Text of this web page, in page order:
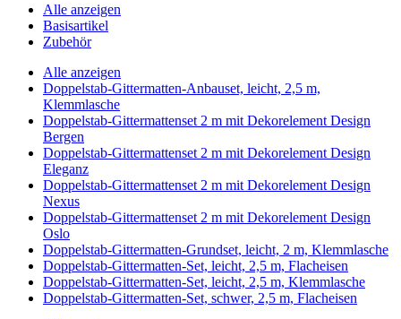
Alle anzeigen
Basisartikel
Zubehör
Alle anzeigen
Doppelstab-Gittermatten-Anbauset, leicht, 2,5 m,
Klemmlasche
Doppelstab-Gittermattenset 2 m mit Dekorelement Design
Bergen
Doppelstab-Gittermattenset 2 m mit Dekorelement Design
Eleganz
Doppelstab-Gittermattenset 2 m mit Dekorelement Design
Nexus
Doppelstab-Gittermattenset 2 m mit Dekorelement Design
Oslo
Doppelstab-Gittermatten-Grundset, leicht, 2 m, Klemmlasche
Doppelstab-Gittermatten-Set, leicht, 2,5 m, Flacheisen
Doppelstab-Gittermatten-Set, leicht, 2,5 m, Klemmlasche
Doppelstab-Gittermatten-Set, schwer, 2,5 m, Flacheisen